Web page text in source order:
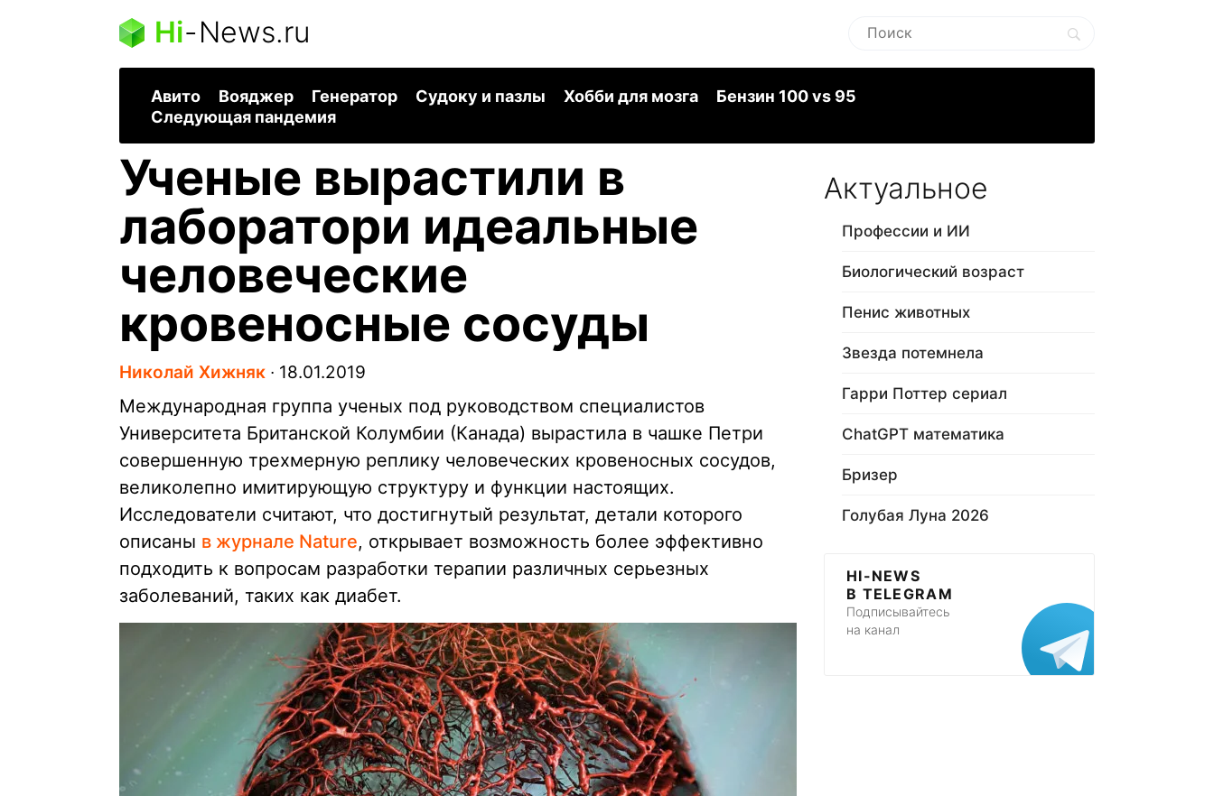
Hi-News.ru
Авито Вояджер Генератор Судоку и пазлы Хобби для мозга
Бензин 100 vs 95
Следующая пандемия
Ученые вырастили в
лаборатори идеальные
человеческие
кровеносные сосуды
Николай Хижняк ∙ 18.01.2019
Международная группа ученых под руководством специалистов
Университета Британской Колумбии (Канада) вырастила в чашке Петри
совершенную трехмерную реплику человеческих кровеносных сосудов,
великолепно имитирующую структуру и функции настоящих.
Исследователи считают, что достигнутый результат, детали которого
описаны в журнале Nature, открывает возможность более эффективно
подходить к вопросам разработки терапии различных серьезных
заболеваний, таких как диабет.
Актуальное
Профессии и ИИ
Биологический возраст
Пенис животных
Звезда потемнела
Гарри Поттер сериал
ChatGPT математика
Бризер
Голубая Луна 2026
HI-NEWS
В TELEGRAM
Подписывайтесь
на канал